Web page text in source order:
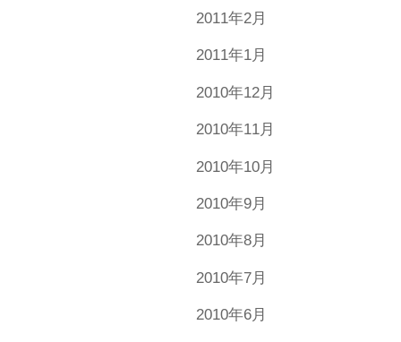
2011年2月
2011年1月
2010年12月
2010年11月
2010年10月
2010年9月
2010年8月
2010年7月
2010年6月